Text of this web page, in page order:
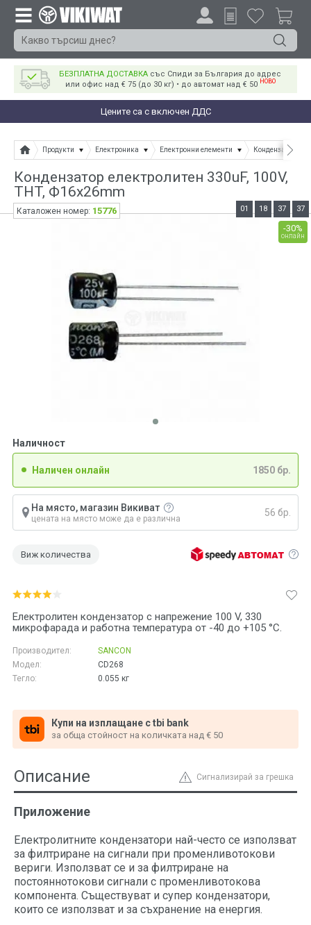
БЕЗПЛАТНА ДОСТАВКА със Спиди за България до адрес
или офис над € 75 (до 30 кг) • до автомат над € 50 НОВО
Цените са с включен ДДС
Продукти Електроника Електронни елементи Кондензатори
Кондензатор електролитен 330uF, 100V,
THT, Ф16x26mm
Електролитен кондензатор с напрежение 100 V, 330
микрофарада и работна температура от -40 до +105 °C.
Производител:
SANCON
Модел:
CD268
Тегло:
0.055 кг
Купи на изплащане с tbi bank
за обща стойност на количката над € 50
Наличност
Наличен онлайн 1850 бр.
На място, магазин Викиват
цената на място може да е различна
56 бр.
Виж количества
-30%
онлайн
01 18 37 37
Каталожен номер: 15776
Сигнализирай за грешка
Описание
Приложение
Електролитните кондензатори най-често се използват
за филтриране на сигнали при променливотокови
вериги. Използват се и за филтриране на
постояннотокови сигнали с променливотокова
компонента. Съществуват и супер кондензатори,
които се използват и за съхранение на енергия.